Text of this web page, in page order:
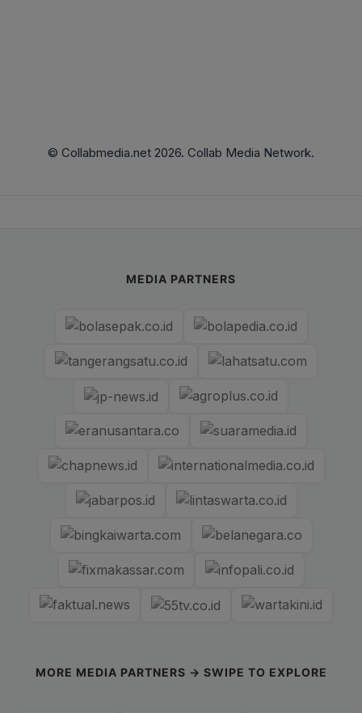
© Collabmedia.net 2026. Collab Media Network.
MEDIA PARTNERS
MORE MEDIA PARTNERS → SWIPE TO EXPLORE